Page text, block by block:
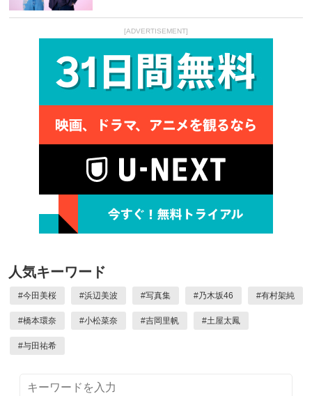
[ADVERTISEMENT]
人気キーワード
#今田美桜 #浜辺美波 #写真集 #乃木坂46 #有村架純
#橋本環奈 #小松菜奈 #吉岡里帆 #土屋太鳳
#与田祐希